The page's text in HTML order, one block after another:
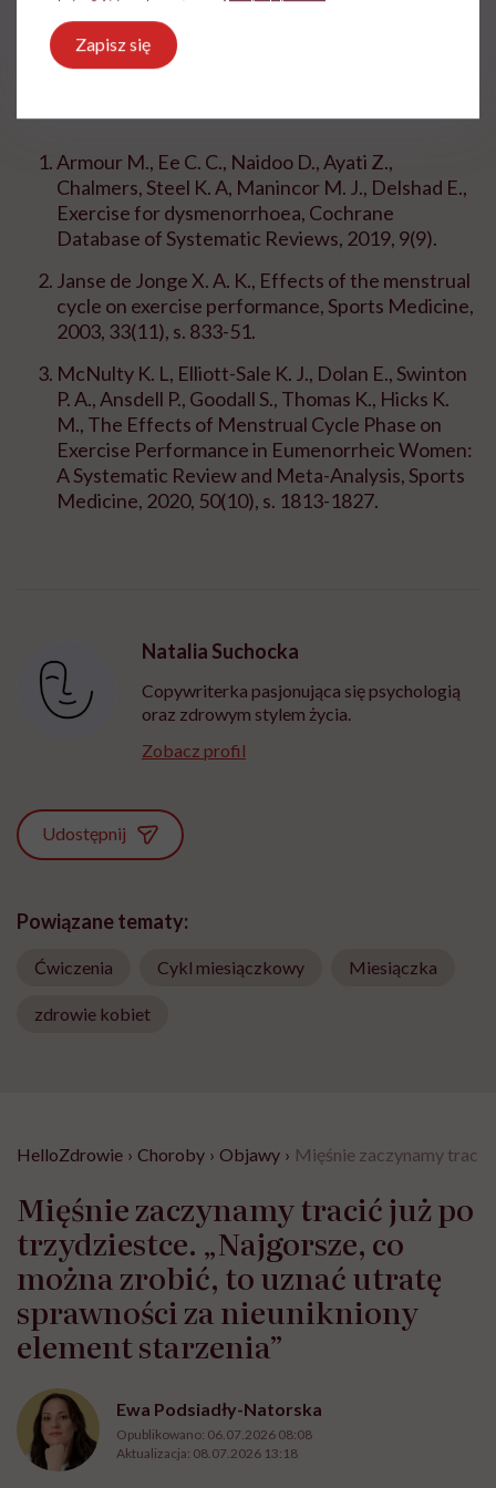
Armour M., Ee C. C., Naidoo D., Ayati Z.,
Chalmers, Steel K. A, Manincor M. J., Delshad E.,
Exercise for dysmenorrhoea, Cochrane
Database of Systematic Reviews, 2019, 9(9).
Janse de Jonge X. A. K., Effects of the menstrual
cycle on exercise performance, Sports Medicine,
2003, 33(11), s. 833-51.
McNulty K. L, Elliott-Sale K. J., Dolan E., Swinton
P. A., Ansdell P., Goodall S., Thomas K., Hicks K.
M., The Effects of Menstrual Cycle Phase on
Exercise Performance in Eumenorrheic Women:
A Systematic Review and Meta-Analysis, Sports
Medicine, 2020, 50(10), s. 1813-1827.
Natalia Suchocka
Copywriterka pasjonująca się psychologią
oraz zdrowym stylem życia.
Zobacz profil
Udostępnij
Powiązane tematy:
Ćwiczenia Cykl miesiączkowy Miesiączka
zdrowie kobiet
HelloZdrowie › Choroby › Objawy › Mięśnie zaczynamy tracić
Mięśnie zaczynamy tracić już po
trzydziestce. „Najgorsze, co
można zrobić, to uznać utratę
sprawności za nieunikniony
element starzenia”
Ewa Podsiadły-Natorska
Opublikowano: 06.07.2026 08:08
Aktualizacja: 08.07.2026 13:18
Zapisz się